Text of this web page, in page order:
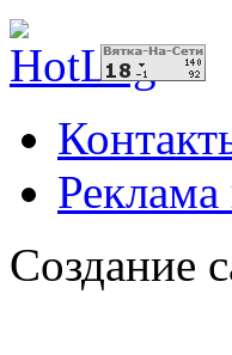
Реклама
Создание